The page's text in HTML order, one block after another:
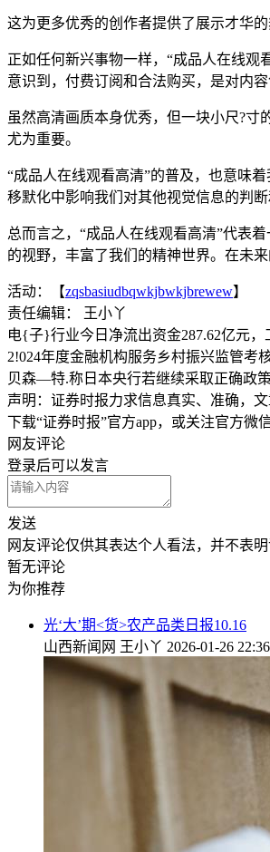
这为更多优秀的创作者提供了展示才华
正如任何新兴事物一样，“成品人在线
意识到，付费订阅和合法购买，是对内
虽然高清画质本身优秀，但一块小尺?
尤为重要。
“成品人在线观看高清”的普及，也意味
移默化中影响我们对其他视觉信息的判
总而言之，“成品人在线观看高清”代表
的视野，丰富了我们的精神世界。在未
活动：【zqsbasiudbqwkjbwkjbrewew】
责任编辑： 王小丫
电{子}行业今日净流出资金287.62亿元
2!024年度金融机构服务乡村振兴监管考
贝森—特.称日本央行若继续采取正确政
声明：证券时报力求信息真实、准确，
下载“证券时报”官方app，或关注官方微
网友评论
登录后可以发言
发送
网友评论仅供其表达个人看法，并不表
暂无评论
为你推荐
光‘大’期<货>农产品类日报10.16
山西新闻网 王小丫 2026-01-26